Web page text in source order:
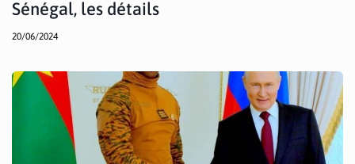
Sénégal, les détails
20/06/2024